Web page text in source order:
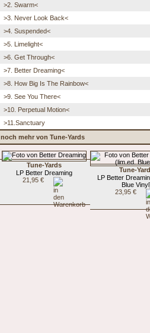
>2. Swarm<
>3. Never Look Back<
>4. Suspended<
>5. Limelight<
>6. Get Through<
>7. Better Dreaming<
>8. How Big Is The Rainbow<
>9. See You There<
>10. Perpetual Motion<
>11.Sanctuary
noch mehr von Tune-Yards
Tune-Yards
LP Better Dreaming
21,95 €
Tune-
LP Better
Blue
23,95 €